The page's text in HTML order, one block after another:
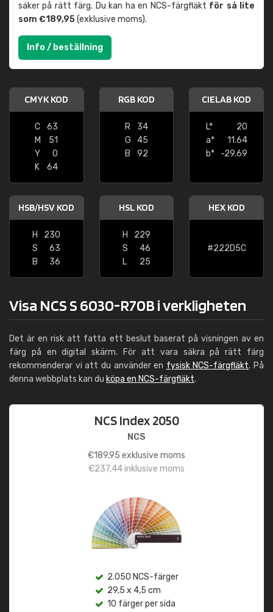
säker på rätt färg. Du kan ha en NCS-färgfläkt för så lite
som €189,95(exklusive moms).
Info / beställning
CMYK KOD
C
63
M
51
Y
0
K
64
RGB KOD
R
34
G
45
B
92
CIELAB KOD
L*
20
a*
11.64
b*
-29.69
HSB/HSV KOD
H
230
S
63
B
36
HSL KOD
H
229
S
46
L
25
HEX KOD
#222D5C
Visa NCS S 6030-R70B i verkligheten
Det är en risk att fatta ett beslut baserat på visningen av en
färg på en digital skärm. För att vara säkra på rätt färg
rekommenderar vi att du använder en fysisk NCS-färgfläkt. På
denna webbplats kan du köpa en NCS-färgfläkt.
NCS Index 2050
NCS
€189,95 exklusive moms
€237,44inklusive moms
2.050 NCS-färger
29,5 x 4,5 cm
10 färger per sida